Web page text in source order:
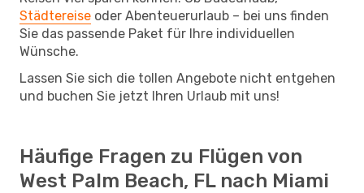
Städtereise oder Abenteuerurlaub – bei uns finden
Sie das passende Paket für Ihre individuellen
Wünsche.
Lassen Sie sich die tollen Angebote nicht entgehen
und buchen Sie jetzt Ihren Urlaub mit uns!
Häufige Fragen zu Flügen von
West Palm Beach, FL nach Miami